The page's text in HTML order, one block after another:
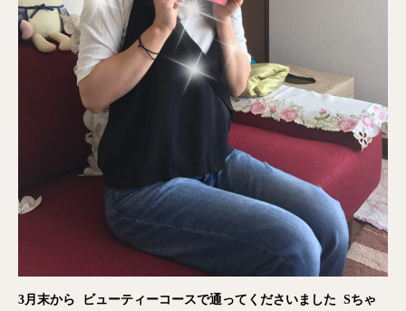
3月末から ビューティーコースで通ってくださいました Sちゃ